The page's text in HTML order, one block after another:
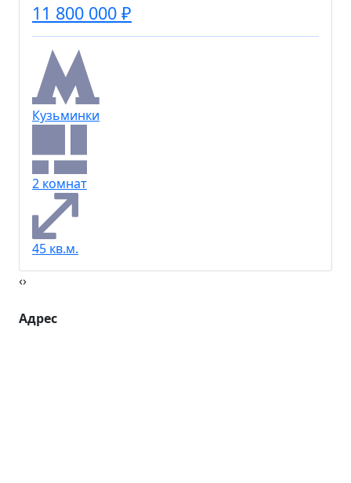
11 800 000 ₽
Кузьминки
2 комнат
45 кв.м.
‹›
Адрес